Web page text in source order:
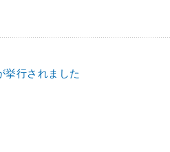
挙行されました